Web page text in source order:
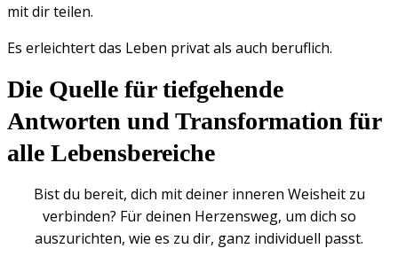
mit dir teilen.
Es erleichtert das Leben privat als auch beruflich.
Die Quelle für tiefgehende
Antworten und Transformation für
alle Lebensbereiche
Bist du bereit, dich mit deiner inneren Weisheit zu
verbinden? Für deinen Herzensweg, um dich so
auszurichten, wie es zu dir, ganz individuell passt.